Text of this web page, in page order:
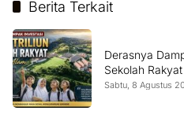
Berita Terkait
Derasnya
Sekolah
Sabtu, 8 Agustus